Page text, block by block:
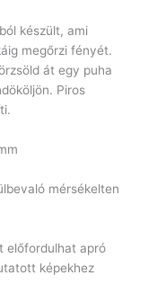
készült, ami
megőrzi fényét.
át egy puha
Piros
mérsékelten
előfordulhat apró
képekhez